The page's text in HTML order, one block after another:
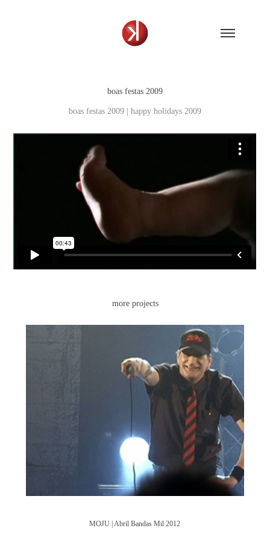
boas festas 2009
boas festas 2009 | happy holidays 2009
more projects
MOJU | Abril Bandas Mil 2012